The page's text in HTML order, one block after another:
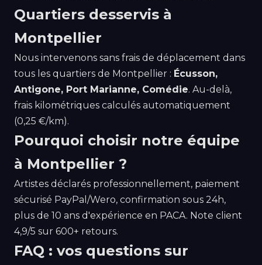
Quartiers desservis à
Montpellier
Nous intervenons sans frais de déplacement dans
tous les quartiers de Montpellier : Écusson,
Antigone, Port Marianne, Comédie. Au-delà,
frais kilométriques calculés automatiquement
(0,25 €/km).
Pourquoi choisir notre équipe
à Montpellier ?
Artistes déclarés professionnellement, paiement
sécurisé PayPal/Wero, confirmation sous 24h,
plus de 10 ans d'expérience en PACA. Note client
4,9/5 sur 600+ retours.
FAQ : vos questions sur